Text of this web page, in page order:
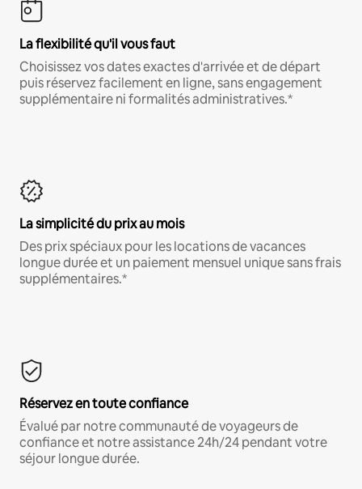
La flexibilité qu'il vous faut
Choisissez vos dates exactes d'arrivée et de départ
puis réservez facilement en ligne, sans engagement
supplémentaire ni formalités administratives.*
La simplicité du prix au mois
Des prix spéciaux pour les locations de vacances
longue durée et un paiement mensuel unique sans frais
supplémentaires.*
Réservez en toute confiance
Évalué par notre communauté de voyageurs de
confiance et notre assistance 24h/24 pendant votre
séjour longue durée.